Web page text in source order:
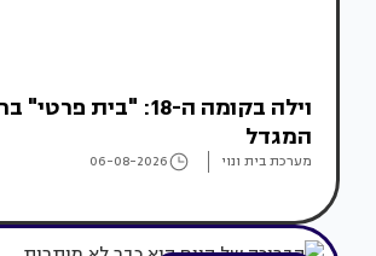
וילה בקומה ה-18: "בית
המגדל
מערכת בית ונוי 06-08-2026